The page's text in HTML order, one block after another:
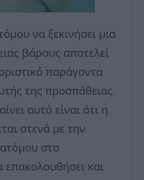
να ξεκινήσει μια
βάρους αποτελεί
παράγοντα
της προσπάθειας.
αυτό είναι ότι η
στενά με την
στο
και